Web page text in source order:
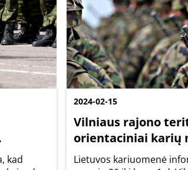
kad
2024-02-15
Vilniaus rajono
orientaciniai karių
Lietuvos kariuomenė